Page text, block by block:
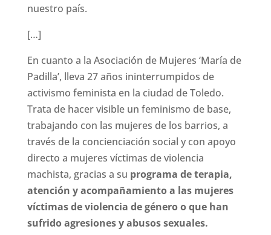
nuestro país.
[…]
En cuanto a la Asociación de Mujeres ‘María de
Padilla’, lleva 27 años ininterrumpidos de
activismo feminista en la ciudad de Toledo.
Trata de hacer visible un feminismo de base,
trabajando con las mujeres de los barrios, a
través de la concienciación social y con apoyo
directo a mujeres víctimas de violencia
machista, gracias a su programa de terapia,
atención y acompañamiento a las mujeres
víctimas de violencia de género o que han
sufrido agresiones y abusos sexuales.